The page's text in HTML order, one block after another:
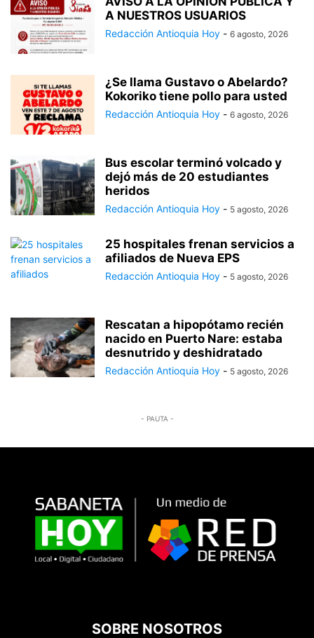
A NUESTROS USUARIOS
Redacción Antioquia Hoy - 6 agosto, 2026
¿Se llama Gustavo o Abelardo?
Kokoriko tiene pollo para usted
Redacción Antioquia Hoy - 6 agosto, 2026
Bus escolar terminó volcado y
dejó más de 20 estudiantes
heridos
Redacción Antioquia Hoy - 5 agosto, 2026
25 hospitales frenan servicios a
afiliados de Nueva EPS
Redacción Antioquia Hoy - 5 agosto, 2026
Rescatan a hipopótamo recién
nacido en Puerto Nare: estaba
desnutrido y deshidratado
Redacción Antioquia Hoy - 5 agosto, 2026
- PAUTA -
SOBRE NOSOTROS